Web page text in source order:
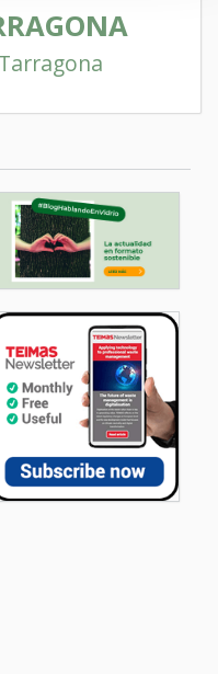
Tarragona